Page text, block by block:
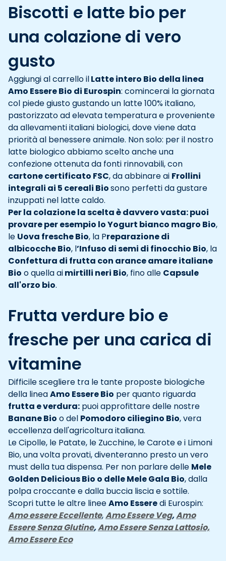
Biscotti e latte bio per
una colazione di vero
gusto
Aggiungi al carrello ilLatte intero Bio della linea
Amo Essere Bio di Eurospin: comincerai la giornata
col piede giusto gustando un latte 100% italiano,
pastorizzato ad elevata temperatura e proveniente
da allevamenti italiani biologici, dove viene data
priorità al benessere animale. Non solo: per il nostro
latte biologico abbiamo scelto anche una
confezione ottenuta da fonti rinnovabili, con
cartone certificato FSC, da abbinare ai Frollini
integrali ai 5 cereali Biosono perfetti da gustare
inzuppati nel latte caldo.
Per la colazione la scelta è davvero vasta: puoi
provare per esempio lo Yogurt bianco magro Bio,
le Uova fresche Bio, la Preparazione di
albicocche Bio, l’Infuso di semi di finocchio Bio, la
Confettura di frutta con arance amare italiane
Bio o quella aimirtilli neri Bio, fino alle Capsule
all'orzo bio.
Frutta verdure bio e
fresche per una carica di
vitamine
Difficile scegliere tra le tante proposte biologiche
della lineaAmo Essere Bio per quanto riguarda
frutta e verdura: puoi approfittare delle nostre
Banane Bio o del Pomodoro ciliegino Bio, vera
eccellenza dell'agricoltura italiana.
Le Cipolle, le Patate, le Zucchine, le Carote e i Limoni
Bio, una volta provati, diventeranno presto un vero
must della tua dispensa. Per non parlare delle Mele
Golden Delicious Bio o delle Mele Gala Bio, dalla
polpa croccante e dalla buccia liscia e sottile.
Scopri tutte le altre lineeAmo Esseredi Eurospin:
Amo essere Eccellente,Amo Essere Veg,Amo
Essere Senza Glutine,Amo Essere Senza Lattosio,
Amo Essere Eco